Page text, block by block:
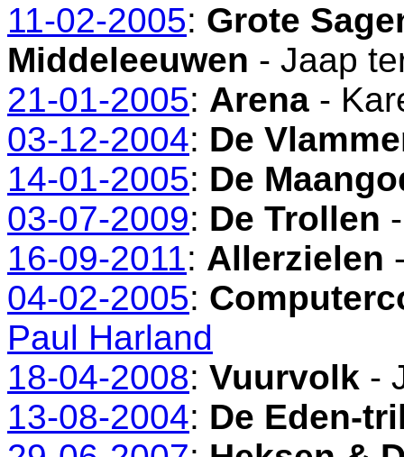
11-02-2005: Grote
Middeleeuwen - Jaap
21-01-2005: Arena -
03-12-2004: De
14-01-2005: De
03-07-2009: De Trollen
16-09-2011: Allerzielen
04-02-2005:
Paul Harland
18-04-2008: Vuurvolk -
13-08-2004: De Eden-